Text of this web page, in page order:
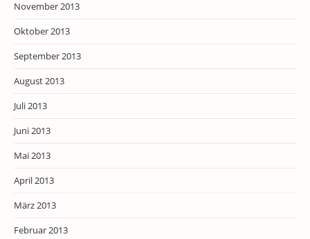
November 2013
Oktober 2013
September 2013
August 2013
Juli 2013
Juni 2013
Mai 2013
April 2013
März 2013
Februar 2013